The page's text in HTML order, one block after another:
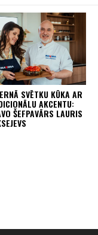
SVĒTKU KŪKA AR
AKCENTU:
ŠEFPAVĀRS LAURIS